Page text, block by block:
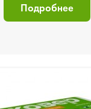
Подробнее